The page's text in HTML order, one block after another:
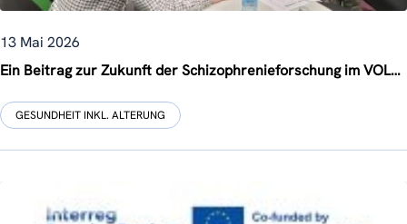
13 Mai 2026
Ein Beitrag zur Zukunft der Schizophrenieforschung im VOLABIOS-Projekt
GESUNDHEIT INKL. ALTERUNG